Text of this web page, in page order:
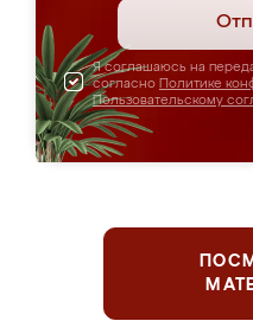
Я соглашаюсь на
согласно Политике
Пользовательскому